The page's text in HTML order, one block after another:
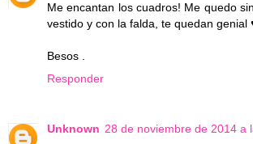
Me encantan los cuadros! Me quedo
vestido y con la falda, te quedan genial
Besos .
Responder
Unknown 28 de noviembre de 2014 a